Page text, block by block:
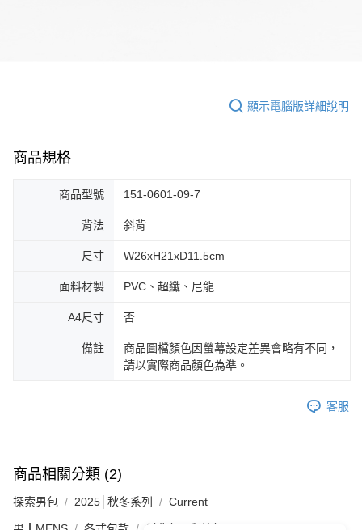
顯示電腦版詳細說明
商品規格
商品型號 151-0601-09-7
背法 斜背
尺寸 W26xH21xD11.5cm
面料材製 PVC、超纖、尼龍
A4尺寸 否
備註
商品圖檔顏色因螢幕設定差異會略有不同，
請以實際商品顏色為準。
客服
商品相關分類 (2)
探索男包 2025│秋冬系列 Current